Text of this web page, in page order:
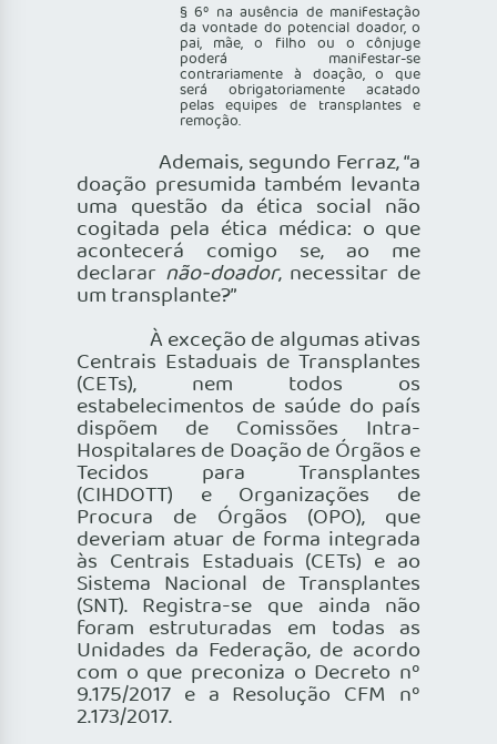
§ 6º na ausência de manifestação
da vontade do potencial doador, o
pai, mãe, o filho ou o cônjuge
poderá manifestar-se
contrariamente à doação, o que
será obrigatoriamente acatado
pelas equipes de transplantes e
remoção.
Ademais, segundo Ferraz, “a
doação presumida também levanta
uma questão da ética social não
cogitada pela ética médica: o que
acontecerá comigo se, ao me
declarar não-doador, necessitar de
um transplante?”
À exceção de algumas ativas
Centrais Estaduais de Transplantes
(CETs), nem todos os
estabelecimentos de saúde do país
dispõem de Comissões Intra-
Hospitalares de Doação de Órgãos e
Tecidos para Transplantes
(CIHDOTT) e Organizações de
Procura de Órgãos (OPO), que
deveriam atuar de forma integrada
às Centrais Estaduais (CETs) e ao
Sistema Nacional de Transplantes
(SNT). Registra-se que ainda não
foram estruturadas em todas as
Unidades da Federação, de acordo
com o que preconiza o Decreto nº
9.175/2017 e a Resolução CFM nº
2.173/2017.